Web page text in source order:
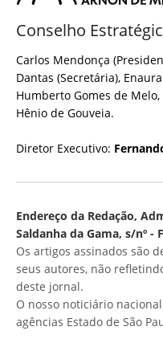
Conselho
Carlos Mendonça
Dantas (Secretária),
Humberto Gomes de
Hênio de Gouveia.
Diretor Executivo:
Endereço da Redação,
Saldanha da Gama, s/nº -
Os artigos assinados são
seus autores, não
deste jornal.
O nosso noticiário
agências Estado de São